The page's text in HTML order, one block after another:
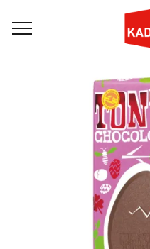
Home
Paasgeschenk 05 – Niet